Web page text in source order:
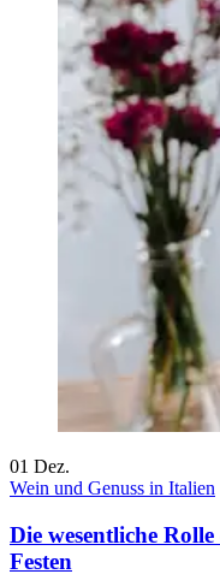
01 Dez.
Wein und Genuss in Italien
Die wesentliche
Festen